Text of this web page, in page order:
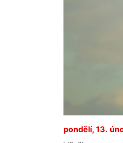
pondělí, 13.